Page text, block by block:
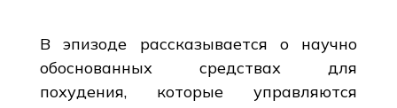
В эпизоде рассказывается о научно
обоснованных средствах для
похудения, которые управляются